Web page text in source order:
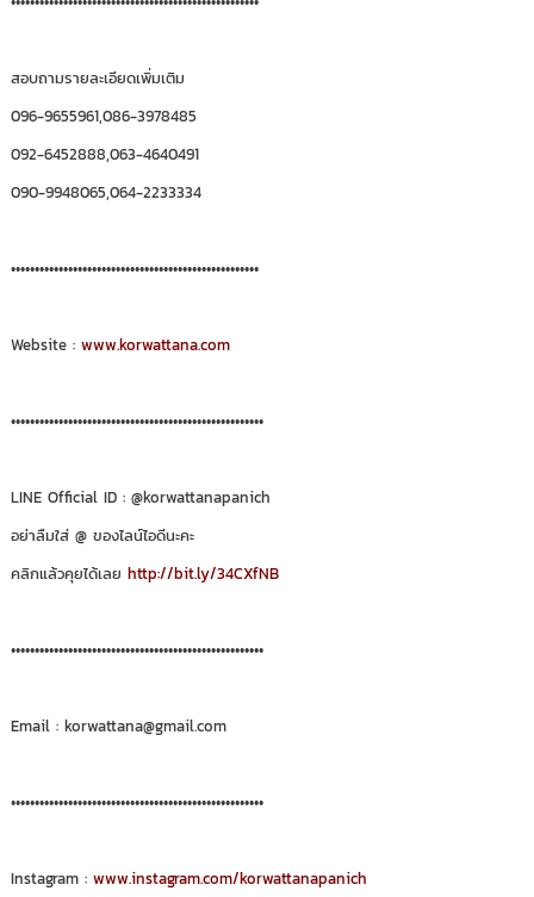
สอบถามรายละเอียดเพิ่มเติม
096-9655961,086-3978485
092-6452888,063-4640491
090-9948065,064-2233334
••••••••••••••••••••••••••••••••••••••••••••••••••••
Website :www.korwattana.com
•••••••••••••••••••••••••••••••••••••••••••••••••••••
LINE Official ID : @korwattanapanich
อย่าลืมใส่ @ ของไลน์ไอดีนะคะ
คลิกแล้วคุยได้เลยhttp://bit.ly/34CXfNB
•••••••••••••••••••••••••••••••••••••••••••••••••••••
Email : korwattana@gmail.com
•••••••••••••••••••••••••••••••••••••••••••••••••••••
Instagram :www.instagram.com/korwattanapanich